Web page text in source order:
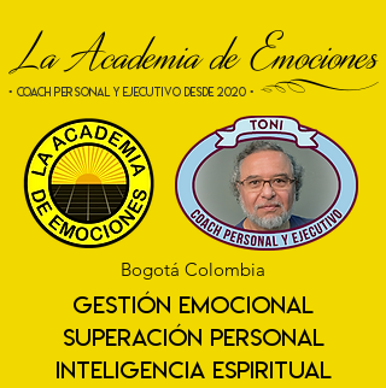
La Academia de Emociones
gestión emocional
superación personal
INTELIGENCIA ESPIRITUAL
[
• COACH PERSONAL Y EJECUTIVO desde 2020 •
Bogotá Colombia